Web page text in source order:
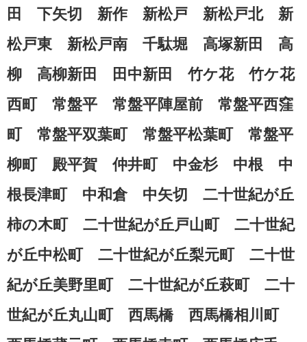
田 下矢切 新作 新松戸 新松戸北 新
松戸東 新松戸南 千駄堀 高塚新田 高
柳 高柳新田 田中新田 竹ケ花 竹ケ花
西町 常盤平 常盤平陣屋前 常盤平西窪
町 常盤平双葉町 常盤平松葉町 常盤平
柳町 殿平賀 仲井町 中金杉 中根 中
根長津町 中和倉 中矢切 二十世紀が丘
柿の木町 二十世紀が丘戸山町 二十世紀
が丘中松町 二十世紀が丘梨元町 二十世
紀が丘美野里町 二十世紀が丘萩町 二十
世紀が丘丸山町 西馬橋 西馬橋相川町